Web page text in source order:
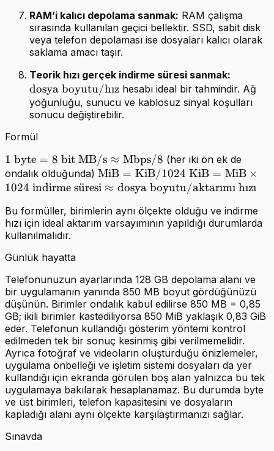
RAM’i kalıcı depolama sanmak: RAM çalışma
sırasında kullanılan geçici bellektir. SSD, sabit disk
veya telefon depolaması ise dosyaları kalıcı olarak
saklama amacı taşır.
Teorik hızı gerçek indirme süresi sanmak:
dosya boyutu/hız hesabı ideal bir tahmindir. Ağ
yoğunluğu, sunucu ve kablosuz sinyal koşulları
sonucu değiştirebilir.
Formül
1\
\text{byte}
= 8\
1 byte = 8 bit \text{MB/s}
\approx
\text{Mbps}
MB/s ≈ Mbps/8 (her iki ön ek de
ondalık olduğunda) \text{MiB}
=
/ 1024
MiB = KiB/1024 \text{KiB}
=
\times
1024
KiB = MiB ×
1024 \text{indirme
\approx
\text{dosya
\text{aktarımı
indirme su
¨resi ≈ dosya boyutu/aktarımıhızı
Bu formüller, birimlerin aynı ölçekte olduğu ve indirme
hızı için ideal aktarım varsayımının yapıldığı durumlarda
kullanılmalıdır.
Günlük hayatta
Telefonunuzun ayarlarında 128 GB depolama alanı ve
bir uygulamanın yanında 850 MB boyut gördüğünüzü
düşünün. Birimler ondalık kabul edilirse 850 MB = 0,85
GB; ikili birimler kastediliyorsa 850 MiB yaklaşık 0,83 GiB
eder. Telefonun kullandığı gösterim yöntemi kontrol
edilmeden tek bir sonuç kesinmiş gibi verilmemelidir.
Ayrıca fotoğraf ve videoların oluşturduğu önizlemeler,
uygulama önbelleği ve işletim sistemi dosyaları da yer
kullandığı için ekranda görülen boş alan yalnızca bu tek
uygulamaya bakılarak hesaplanamaz. Bu durumda byte
ve üst birimleri, telefon kapasitesini ve dosyaların
kapladığı alanı aynı ölçekte karşılaştırmanızı sağlar.
Sınavda